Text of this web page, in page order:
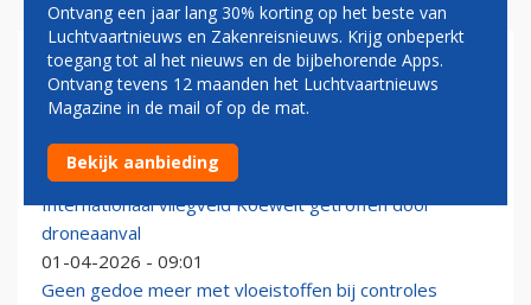
VLIEGVELD
Het eerste Pokémon-vliegveld (in Japan) is bijna klaar
18-05-2026 - 11:37
Internationaal vliegveld Koeweit getroffen door
droneaanval
01-04-2026 - 09:01
Geen gedoe meer met vloeistoffen bij controles
Ontvang een jaar lang 30% korting op het beste van
Luchtvaartnieuws en Zakenreisnieuws. Krijg onbeperkt
toegang tot al het nieuws en de bijbehorende Apps.
Ontvang tevens 12 maanden het Luchtvaartnieuws
Magazine in de mail of op de mat.
Bekijk aanbieding